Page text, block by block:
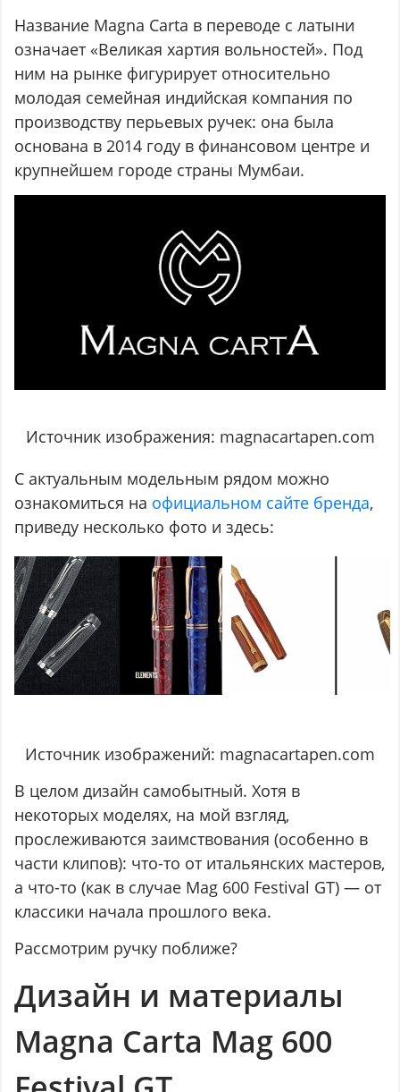
Название Magna Carta в переводе с латыни
означает «Великая хартия вольностей». Под
ним на рынке фигурирует относительно
молодая семейная индийская компания по
производству перьевых ручек: она была
основана в 2014 году в финансовом центре и
крупнейшем городе страны Мумбаи.
Источник изображения: magnacartapen.com
С актуальным модельным рядом можно
ознакомиться на официальном сайте бренда,
приведу несколько фото и здесь:
Источник изображений: magnacartapen.com
В целом дизайн самобытный. Хотя в
некоторых моделях, на мой взгляд,
прослеживаются заимствования (особенно в
части клипов): что-то от итальянских мастеров,
а что-то (как в случае Mag 600 Festival GT) — от
классики начала прошлого века.
Рассмотрим ручку поближе?
Дизайн и материалы
Magna Carta Mag 600